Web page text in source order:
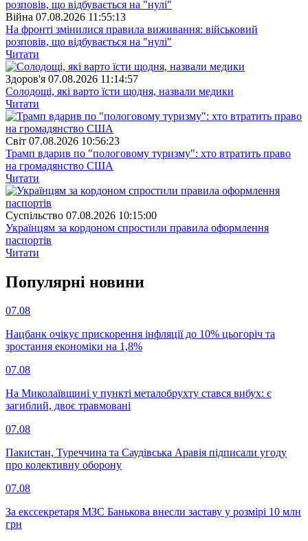
Війна 07.08.2026 11:55:13
На фронті змінилися правила виживання: військовий
розповів, що відбувається на "нулі"
Читати
Здоров'я 07.08.2026 11:14:57
Солодощі, які варто їсти щодня, назвали медики
Читати
Свiт 07.08.2026 10:56:23
Трамп вдарив по "пологовому туризму": хто втратить право
на громадянство США
Читати
Суспiльство 07.08.2026 10:15:00
Українцям за кордоном спростили правила оформлення
паспортів
Читати
Популярнi новини
07.08
Нацбанк очікує прискорення інфляції до 10% цьогоріч та
зростання економіки на 1,8%
07.08
На Миколаївщині у пункті металобрухту стався вибух: є
загиблий, двоє травмовані
07.08
Пакистан, Туреччина та Саудівська Аравія підписали угоду
про колективну оборону
07.08
За екссекретаря МЗС Банькова внесли заставу у розмірі 10 млн
грн